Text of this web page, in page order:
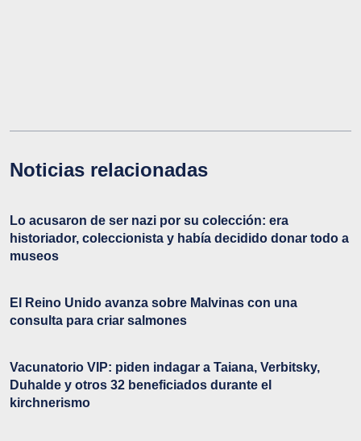
Noticias relacionadas
Lo acusaron de ser nazi por su colección: era
historiador, coleccionista y había decidido donar todo a
museos
El Reino Unido avanza sobre Malvinas con una
consulta para criar salmones
Vacunatorio VIP: piden indagar a Taiana, Verbitsky,
Duhalde y otros 32 beneficiados durante el
kirchnerismo